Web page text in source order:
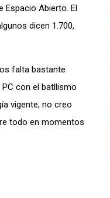
Espacio Abierto. El
dicen 1.700,
falta bastante
con el batllismo
vigente, no creo
todo en momentos